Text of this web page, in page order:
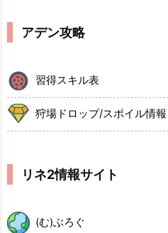
アデン攻略
習得スキル表
狩場ドロップ/スポイル情報
リネ2情報サイト
(む)ぶろぐ